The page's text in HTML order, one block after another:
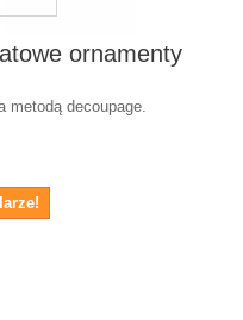
ornamenty
metodą decoupage.